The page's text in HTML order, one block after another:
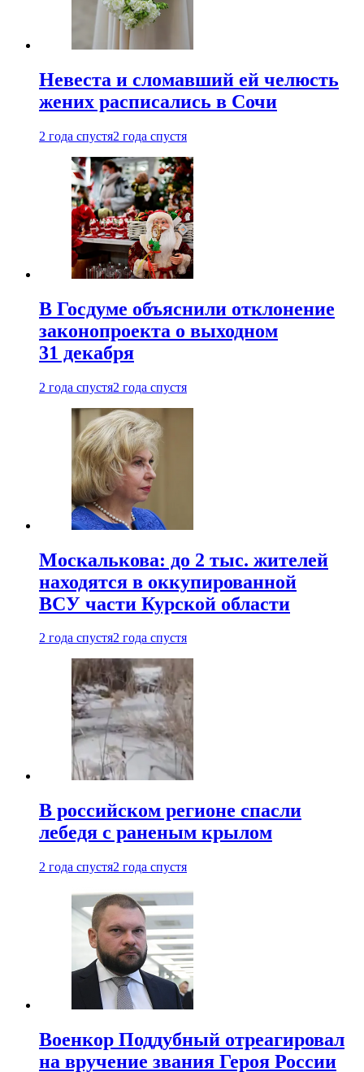
Невеста и сломавший ей челюсть
жених расписались в Сочи
2 года спустя2 года спустя
В Госдуме объяснили отклонение
законопроекта о выходном
31 декабря
2 года спустя2 года спустя
Москалькова: до 2 тыс. жителей
находятся в оккупированной
ВСУ части Курской области
2 года спустя2 года спустя
В российском регионе спасли
лебедя с раненым крылом
2 года спустя2 года спустя
Военкор Поддубный отреагировал
на вручение звания Героя России